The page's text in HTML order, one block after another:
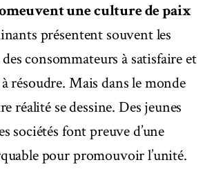
une culture de paix
présentent souvent les
consommateurs à satisfaire et
résoudre. Mais dans le monde
réalité se dessine. Des jeunes
sociétés font preuve d’une
pour promouvoir l’unité.